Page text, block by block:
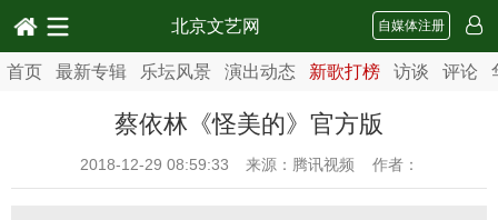
北京文艺网 自媒体注册
首页 最新专辑 乐坛风景 演出动态 新歌打榜 访谈 评论
蔡依林《怪美的》官方版
2018-12-29 08:59:33 来源：腾讯视频 作者：